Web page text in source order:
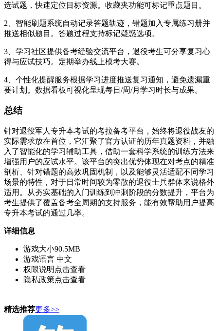
选试题，快速定位目标资源。收藏夹功能可标记重点题目。
2、智能刷题系统自动记录答题轨迹，错题加入专属练习册并
推送相似题目。答题过程支持标记疑惑选项。
3、学习社区提供备考经验交流平台，退役考生可分享复习心
得与应试技巧。定期举办线上模考大赛。
4、个性化提醒服务根据学习进度推送复习通知，避免遗漏重
要计划。数据看板可视化呈现每日/周/月学习时长与成果。
总结
针对退役军人专升本考试的考拉备考平台，始终将退役战友的
实际需求放在首位，它汇聚了官方认证的历年真题资料，并融
入了智能化的学习辅助工具，借助一套科学系统的训练方法来
增强用户的应试水平。该平台的突出优势体现在对考点的精准
剖析、针对错题的高效巩固机制，以及能够灵活适配不同学习
场景的特性，对于日常时间较为零散的退役士兵群体来说格外
适用。从夯实基础的入门训练到冲刺阶段的分数提升，平台为
考生提供了覆盖备考全周期的支持服务，能有效帮助用户提高
专升本考试的通过几率。
详细信息
游戏大小90.5MB
游戏语言 中文
权限说明 点击查看
隐私政策点击查看
精选推荐更多>>